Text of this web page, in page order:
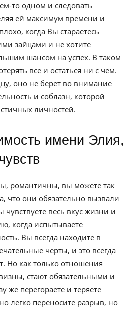
то одном и следовать
ей максимум времени и
когда Вы стараетесь
зайцами и не хотите
шансом на успех. В таком
все и остаться ни с чем.
оно не берет во внимание
и соблазн, которой
личностей.
романтичны, вы можете так
что они обязательно вызвали
весь вкус жизни и
когда испытываете
Вы всегда находите в
черты, и это всегда
Но как только отношения
стают обязательными и
перегораете и теряете
легко переносите разрыв, но